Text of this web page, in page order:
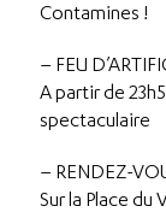
Contamines !
– FEU
A partir de
spectaculaire
– RENDEZ-
Sur la Place du